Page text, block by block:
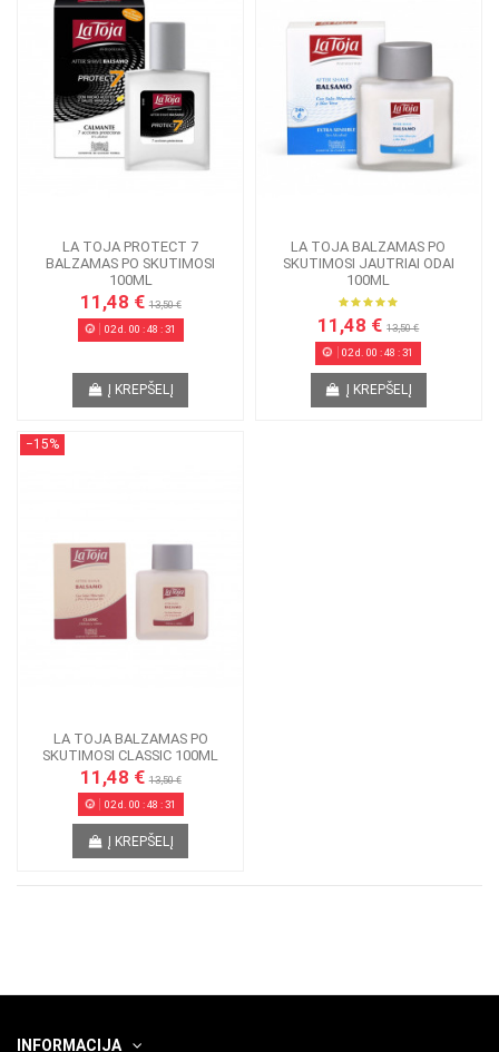
LA TOJA PROTECT 7
BALZAMAS PO SKUTIMOSI
100ML
11,48 €13,50 €
02d. 00 :48 :31
Į KREPŠELĮ
LA TOJA BALZAMAS PO
SKUTIMOSI JAUTRIAI ODAI
100ML
11,48 €13,50 €
02d. 00 :48 :31
Į KREPŠELĮ
−15%
LA TOJA BALZAMAS PO
SKUTIMOSI CLASSIC 100ML
11,48 €13,50 €
02d. 00 :48 :31
Į KREPŠELĮ
INFORMACIJA